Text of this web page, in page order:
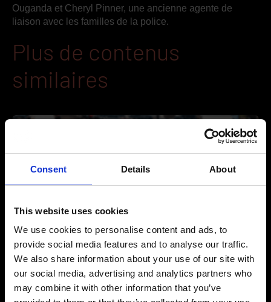
Consent Details About
This website uses cookies
We use cookies to personalise content and ads, to
provide social media features and to analyse our traffic.
We also share information about your use of our site with
our social media, advertising and analytics partners who
may combine it with other information that you’ve
Ouganda et Cheryl Pinner, une ancienne agente de
liaison avec les familles de la police.
Plus de contenus
similaires
Série de webinaires 2022-2023, Ep3/4 : Prendre soin des
conducteurs au travail